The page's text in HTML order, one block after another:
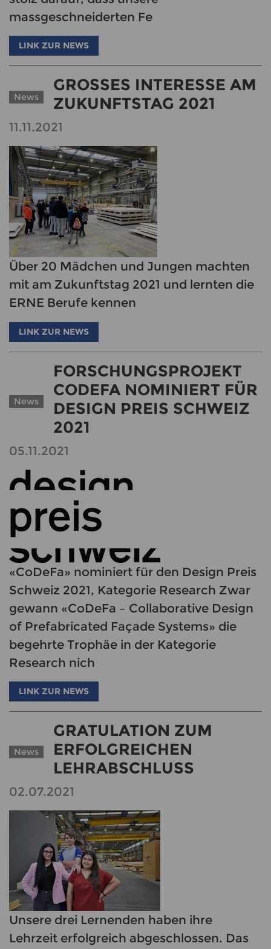
massgeschneiderten Fe
LINK ZUR NEWS
News
GROSSES INTERESSE AM
ZUKUNFTSTAG 2021
11.11.2021
Über 20 Mädchen und Jungen machten
mit am Zukunftstag 2021 und lernten die
ERNE Berufe kennen
LINK ZUR NEWS
News
FORSCHUNGSPROJEKT
CODEFA NOMINIERT FÜR
DESIGN PREIS SCHWEIZ
2021
05.11.2021
«CoDeFa» nominiert für den Design Preis
Schweiz 2021, Kategorie Research Zwar
gewann «CoDeFa – Collaborative Design
of Prefabricated Façade Systems» die
begehrte Trophäe in der Kategorie
Research nich
LINK ZUR NEWS
News
GRATULATION ZUM
ERFOLGREICHEN
LEHRABSCHLUSS
02.07.2021
Unsere drei Lernenden haben ihre
Lehrzeit erfolgreich abgeschlossen. Das